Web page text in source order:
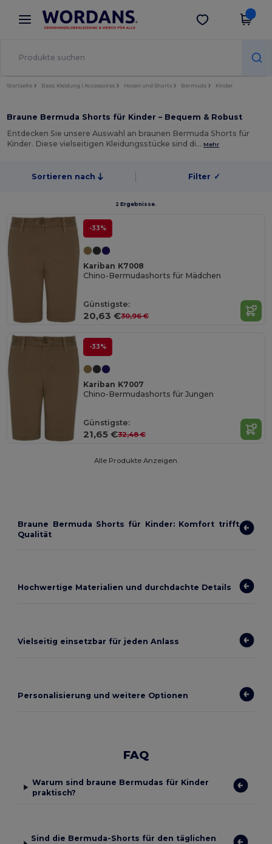
× Wordans App
Bessere Preise in der App!
App holen
Startseite Basic Kleidung | Accessoires Hosen und Shorts Bermuda Kinder
Braune Bermuda Shorts für Kinder – Bequem & Robust
Entdecken Sie unsere Auswahl an braunen Bermuda Shorts für
Kinder. Diese vielseitigen Kleidungsstücke sind di… Mehr
Sortieren nach Filter ✓
2 Ergebnisse.
-33%
Kariban K7008
Chino-Bermudashorts für Mädchen
Günstigste:
20,63 €30,96 €
-33%
Kariban K7007
Chino-Bermudashorts für Jungen
Günstigste:
21,65 €32,48 €
Alle Produkte Anzeigen.
Braune Bermuda Shorts für Kinder: Komfort trifft
Qualität
Hochwertige Materialien und durchdachte Details
Vielseitig einsetzbar für jeden Anlass
Personalisierung und weitere Optionen
FAQ
Warum sind braune Bermudas für Kinder
praktisch?
Sind die Bermuda-Shorts für den täglichen